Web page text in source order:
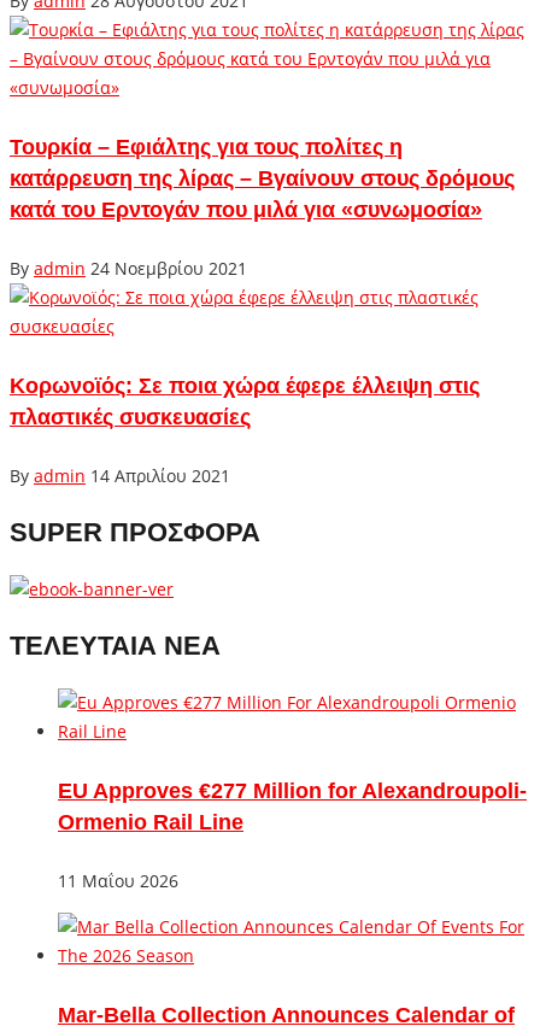
Τουρκία – Εφιάλτης για τους πολίτες η
κατάρρευση της λίρας – Βγαίνουν στους δρόμους
κατά του Ερντογάν που μιλά για «συνωμοσία»
By admin 24 Νοεμβρίου 2021
Κορωνοϊός: Σε ποια χώρα έφερε έλλειψη στις
πλαστικές συσκευασίες
By admin 14 Απριλίου 2021
SUPER ΠΡΟΣΦΟΡΑ
ΤΕΛΕΥΤΑΙΑ ΝΕΑ
EU Approves €277 Million for Alexandroupoli-
Ormenio Rail Line
11 Μαΐου 2026
Mar-Bella Collection Announces Calendar of